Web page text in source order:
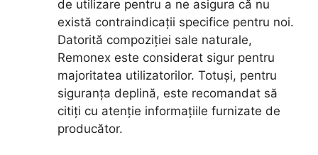
de utilizare pentru a ne asigura că nu
există contraindicații specifice pentru noi.
Datorită compoziției sale naturale,
Remonex este considerat sigur pentru
majoritatea utilizatorilor. Totuși, pentru
siguranța deplină, este recomandat să
citiți cu atenție informațiile furnizate de
producător.